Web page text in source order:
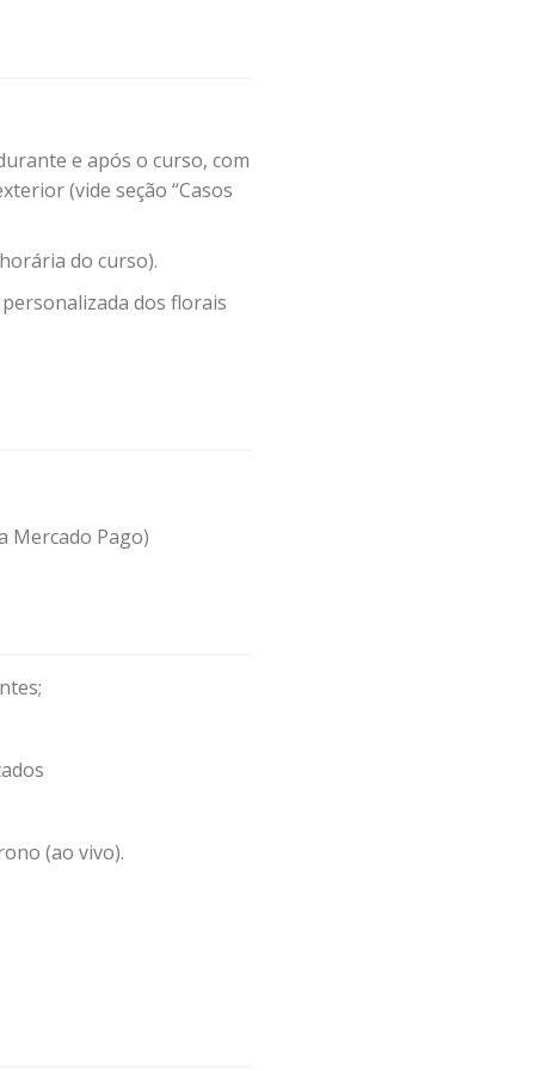
e após o curso, com
(vide seção “Casos
do curso).
dos florais
Mercado Pago)
(ao vivo).